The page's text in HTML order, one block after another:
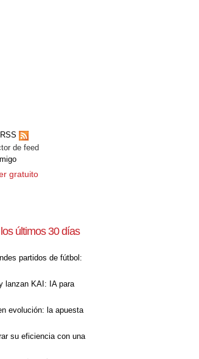
de feed
gratuito
últimos 30 días
partidos de fútbol:
lanzan KAI: IA para
evolución: la apuesta
su eficiencia con una